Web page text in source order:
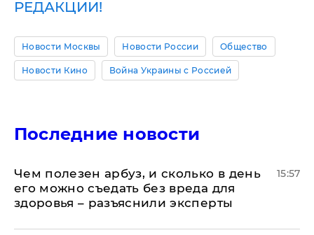
РЕДАКЦИИ!
Новости Москвы Новости России Общество
Новости Кино Война Украины с Россией
Последние новости
Чем полезен арбуз, и сколько в день
его можно съедать без вреда для
здоровья – разъяснили эксперты
15:57